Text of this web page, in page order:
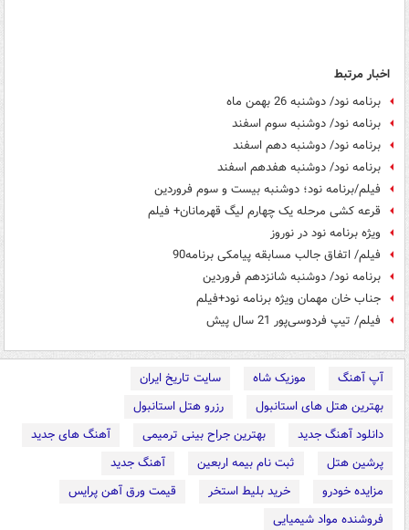
اخبار مرتبط
برنامه نود/ دوشنبه 26 بهمن ماه
برنامه نود/ دوشنبه سوم اسفند
برنامه نود/ دوشنبه دهم اسفند
برنامه نود/ دوشنبه هفدهم اسفند
فیلم/برنامه نود؛ دوشنبه بیست و سوم فروردین
قرعه کشی مرحله یک چهارم لیگ قهرمانان+ فیلم
ویژه برنامه نود در نوروز
فیلم/ اتفاق جالب مسابقه پیامکی برنامه‌90
برنامه نود/ دوشنبه شانزدهم فروردین
جناب خان مهمان ویژه برنامه نود+فیلم
فیلم/ تیپ فردوسی‌پور 21 سال پیش
آپ آهنگ موزیک شاه
سایت تاریخ ایران
بهترین هتل های استانبول
رزرو هتل استانبول
دانلود آهنگ جدید
بهترین جراح بینی ترمیمی
آهنگ های جدید
پرشین هتل
ثبت نام بیمه اربعین
آهنگ جدید
مزایده خودرو
خرید بلیط استخر
قیمت ورق آهن پرایس
فروشنده مواد شیمیایی